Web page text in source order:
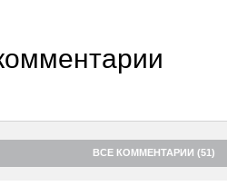
ВСЕ КОММЕНТАРИИ (51)